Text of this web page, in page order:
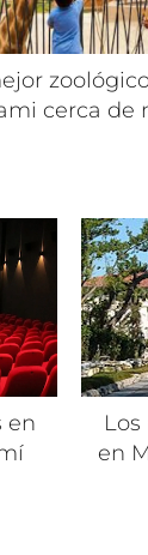
cerca de
en
en